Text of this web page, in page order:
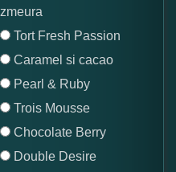
zmeura
Tort Fresh Passion
Caramel si cacao
Pearl & Ruby
Trois Mousse
Chocolate Berry
Double Desire